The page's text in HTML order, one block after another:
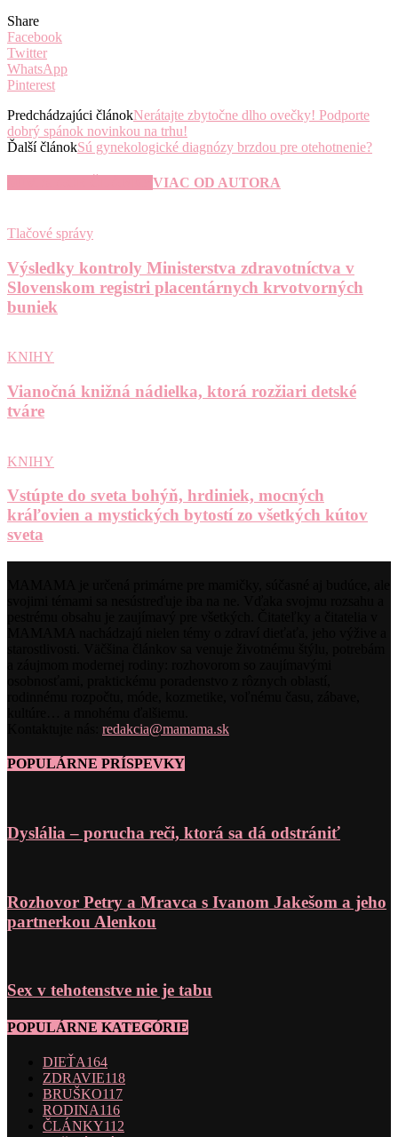
Share
Facebook
Twitter
WhatsApp
Pinterest
Predchádzajúci článokNerátajte zbytočne dlho ovečky! Podporte
dobrý spánok novinkou na trhu!
Ďalší článokSú gynekologické diagnózy brzdou pre otehotnenie?
VIAC OD AUTORA
Tlačové správy
Výsledky kontroly Ministerstva zdravotníctva v
Slovenskom registri placentárnych krvotvorných
buniek
KNIHY
Vianočná knižná nádielka, ktorá rozžiari detské
tváre
KNIHY
Vstúpte do sveta bohýň, hrdiniek, mocných
kráľovien a mystických bytostí zo všetkých kútov
sveta
redakcia@mamama.sk
POPULÁRNE PRÍSPEVKY
Dyslália – porucha reči, ktorá sa dá odstrániť
Rozhovor Petry a Mravca s Ivanom Jakešom a jeho
partnerkou Alenkou
Sex v tehotenstve nie je tabu
POPULÁRNE KATEGÓRIE
DIEŤA164
ZDRAVIE118
BRUŠKO117
RODINA116
ČLÁNKY112